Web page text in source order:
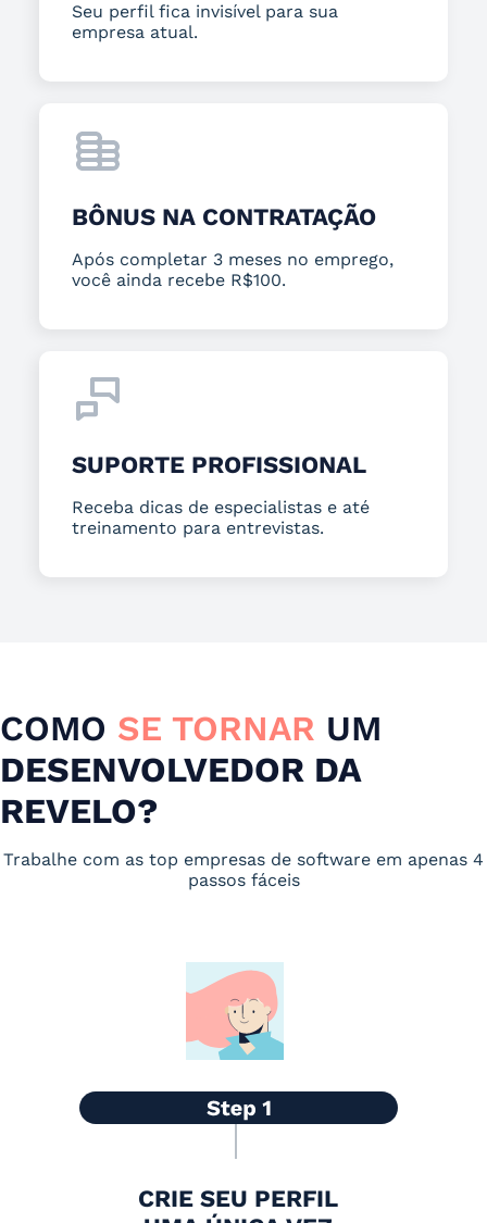
Seu perfil fica invisível para sua
empresa atual.
BÔNUS NA CONTRATAÇÃO
Após completar 3 meses no emprego,
você ainda recebe R$100.
SUPORTE PROFISSIONAL
Receba dicas de especialistas e até
treinamento para entrevistas.
COMO SE TORNAR UM
DESENVOLVEDOR DA
REVELO?
Trabalhe com as top empresas de software em apenas 4
passos fáceis
CRIE SEU PERFIL